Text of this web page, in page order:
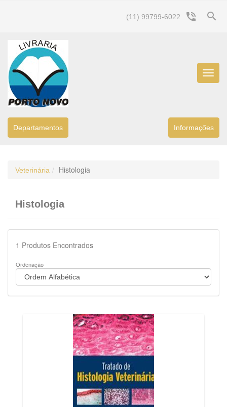
search
(11) 99799-6022 phone_in_talk
Menu
Departamentos Informaçőes
Veterinária Histologia
Histologia
1 Produtos Encontrados
Ordenação